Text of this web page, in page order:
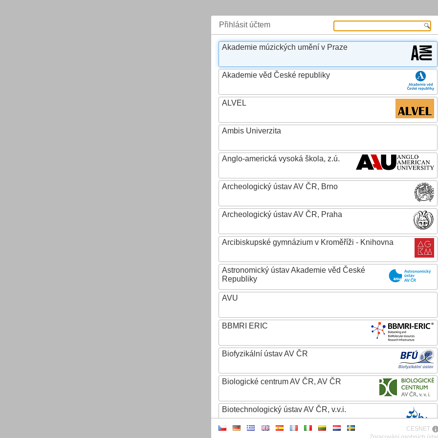
Přihlásit účtem
Akademie múzických umění v Praze
Akademie věd České republiky
ALVEL
Ambis Univerzita
Anglo-americká vysoká škola, z.ú.
Archeologický ústav AV ČR, Brno
Archeologický ústav AV ČR, Praha
Arcibiskupské gymnázium v Kroměříži - Knihovna
Astronomický ústav Akademie věd České
Republiky
AVU
BBMRI ERIC
Biofyzikální ústav AV ČR
Biologické centrum AV ČR, AV ČR
Biotechnologický ústav AV ČR, v.v.i.
CESNET